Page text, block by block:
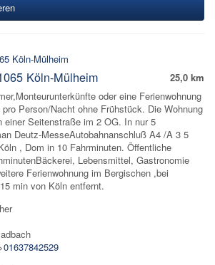
25,0 km
Köln-Mülheim
oder eine Ferienwohnung
Person/Nacht ohne Frühstück. Die Wohnung
einer Seitenstraße im 2 OG. In nur 5
Deutz-MesseAutobahnanschluß A4 /A 3 5
, Dom in 10 Fahrminuten. Öffentliche
Lebensmittel, Gastronomie
Ferienwohnung im Bergischen ,bei
min von Köln entfernt.
01637842529